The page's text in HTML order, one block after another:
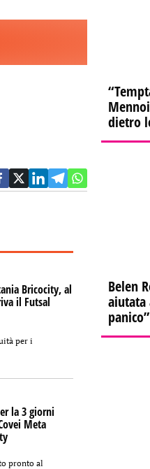
Bricocity, al
il Futsal
per i
la 3 giorni
Meta
pronto al
dietro
Belen
aiutata
panico”